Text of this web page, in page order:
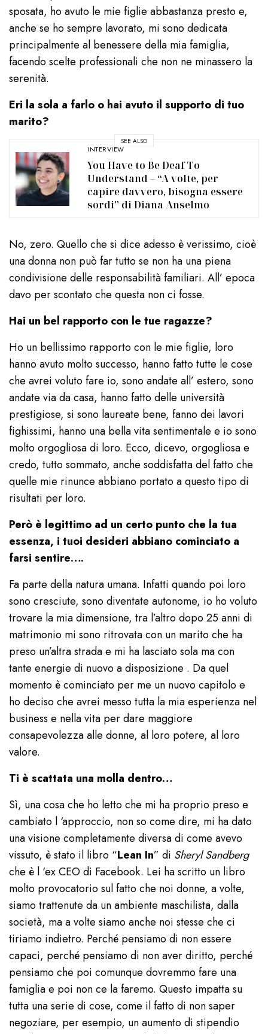
sposata, ho avuto le mie figlie abbastanza presto e,
anche se ho sempre lavorato, mi sono dedicata
principalmente al benessere della mia famiglia,
facendo scelte professionali che non ne minassero la
serenità.
Eri la sola a farlo o hai avuto il supporto di tuo
marito?
SEE ALSO
INTERVIEW
You Have to Be Deaf To
Understand – “A volte, per
capire davvero, bisogna essere
sordi” di Diana Anselmo
No, zero. Quello che si dice adesso è verissimo, cioè
una donna non può far tutto se non ha una piena
condivisione delle responsabilità familiari. All’ epoca
davo per scontato che questa non ci fosse.
Hai un bel rapporto con le tue ragazze?
Ho un bellissimo rapporto con le mie figlie, loro
hanno avuto molto successo, hanno fatto tutte le cose
che avrei voluto fare io, sono andate all’ estero, sono
andate via da casa, hanno fatto delle università
prestigiose, si sono laureate bene, fanno dei lavori
fighissimi, hanno una bella vita sentimentale e io sono
molto orgogliosa di loro. Ecco, dicevo, orgogliosa e
credo, tutto sommato, anche soddisfatta del fatto che
quelle mie rinunce abbiano portato a questo tipo di
risultati per loro.
Però è legittimo ad un certo punto che la tua
essenza, i tuoi desideri abbiano cominciato a
farsi sentire….
Fa parte della natura umana. Infatti quando poi loro
sono cresciute, sono diventate autonome, io ho voluto
trovare la mia dimensione, tra l’altro dopo 25 anni di
matrimonio mi sono ritrovata con un marito che ha
preso un’altra strada e mi ha lasciato sola ma con
tante energie di nuovo a disposizione . Da quel
momento è cominciato per me un nuovo capitolo e
ho deciso che avrei messo tutta la mia esperienza nel
business e nella vita per dare maggiore
consapevolezza alle donne, al loro potere, al loro
valore.
Ti è scattata una molla dentro…
Sì, una cosa che ho letto che mi ha proprio preso e
cambiato l ‘approccio, non so come dire, mi ha dato
una visione completamente diversa di come avevo
vissuto, è stato il libro “Lean In” di Sheryl Sandberg
che è l ‘ex CEO di Facebook. Lei ha scritto un libro
molto provocatorio sul fatto che noi donne, a volte,
siamo trattenute da un ambiente maschilista, dalla
società, ma a volte siamo anche noi stesse che ci
tiriamo indietro. Perché pensiamo di non essere
capaci, perché pensiamo di non aver diritto, perché
pensiamo che poi comunque dovremmo fare una
famiglia e poi non ce la faremo. Questo impatta su
tutta una serie di cose, come il fatto di non saper
negoziare, per esempio, un aumento di stipendio